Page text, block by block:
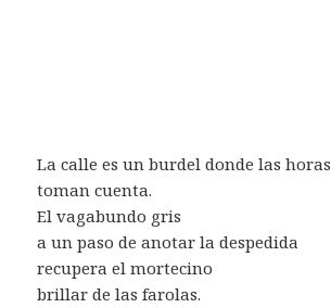
La calle es un burdel donde las horas
toman cuenta.
El vagabundo gris
a un paso de anotar la despedida
recupera el mortecino
brillar de las farolas.